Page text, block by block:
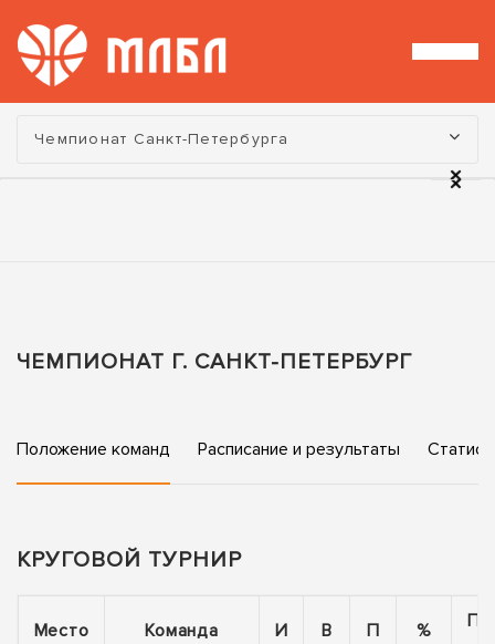
Турнир:
Чемпионат Санкт-Петербурга
ЧЕМПИОНАТ Г. САНКТ-ПЕТЕРБУРГ
Положение команд Расписание и результаты
КРУГОВОЙ ТУРНИР
Место Команда И В П %